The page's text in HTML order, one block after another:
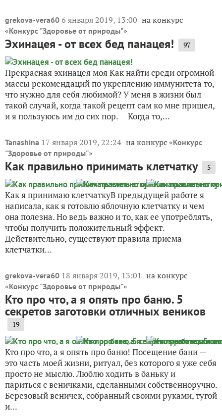
grekova-vera60 6 января 2019, 13:00 на конкурс
«Конкурс "Здоровье от природы"»
Эхинацея - от всех бед панацея! 97
Прекрасная эхинацея моя Как найти среди огромной
массы рекомендаций по укреплению иммунитета то,
что нужно для себя любимой? У меня в жизни был
такой случай, когда такой рецепт сам ко мне пришел,
и я пользуюсь им до сих пор. Когда то,...
Tanashina 17 января 2019, 22:24 на конкурс «Конкурс
"Здоровье от природы"»
Как правильно принимать клетчатку 5
Как я принимаю клетчаткуВ предыдущей работе я
написала, как я готовлю яблочную клетчатку и чем
она полезна. Но ведь важно и то, как ее употреблять,
чтобы получить положительный эффект.
Действительно, существуют правила приема
клетчатки...
grekova-vera60 18 января 2019, 13:01 на конкурс
«Конкурс "Здоровье от природы"»
Кто про что, а я опять про баню. 5
секретов заготовки отличных веников
19
Кто про что, а я опять про баню! Посещение бани —
это часть моей жизни, ритуал, без которого я уже себя
просто не мыслю. Люблю ходить в баньку и
париться с веничками, сделанными собственноручно.
Березовый веничек, собранный своими руками, тугой
и...